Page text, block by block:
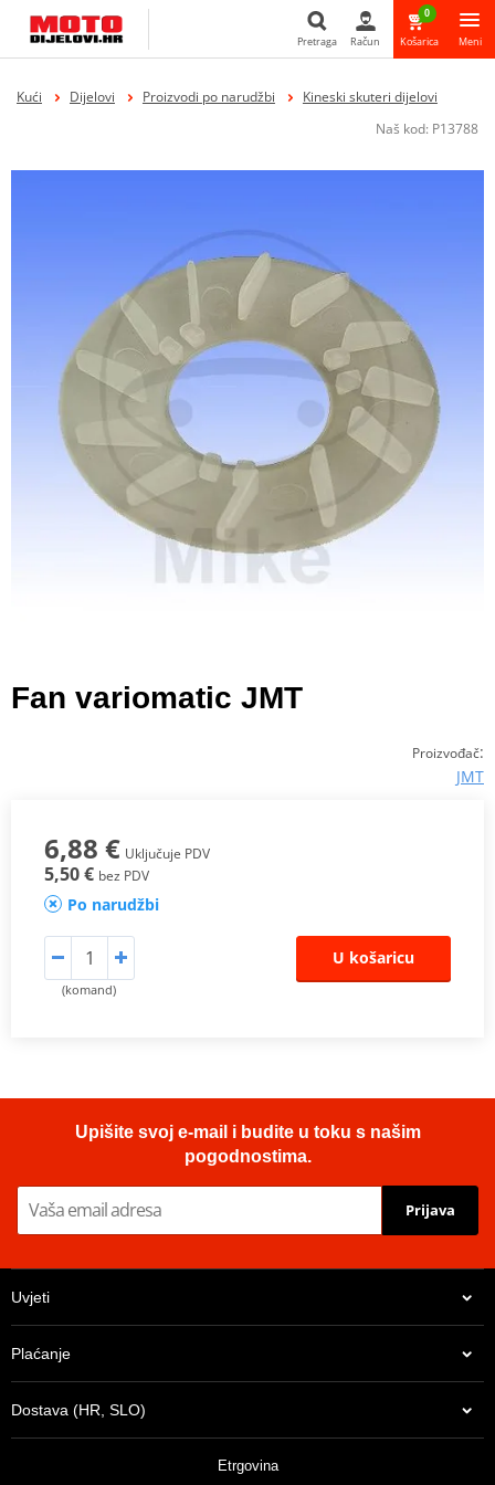
Pretraga
Pretraga Račun
0
Košarica Meni
Kući Dijelovi Proizvodi po narudžbi
Kineski skuteri dijelovi
Naš kod: P13788
Fan variomatic JMT
Proizvođač:
JMT
6,88 € Uključuje PDV
5,50 € bez PDV
Po narudžbi
(komand)
U košaricu
Upišite svoj e-mail i budite u toku s našim
pogodnostima.
Prijava
Uvjeti
Plaćanje
Dostava (HR, SLO)
Etrgovina